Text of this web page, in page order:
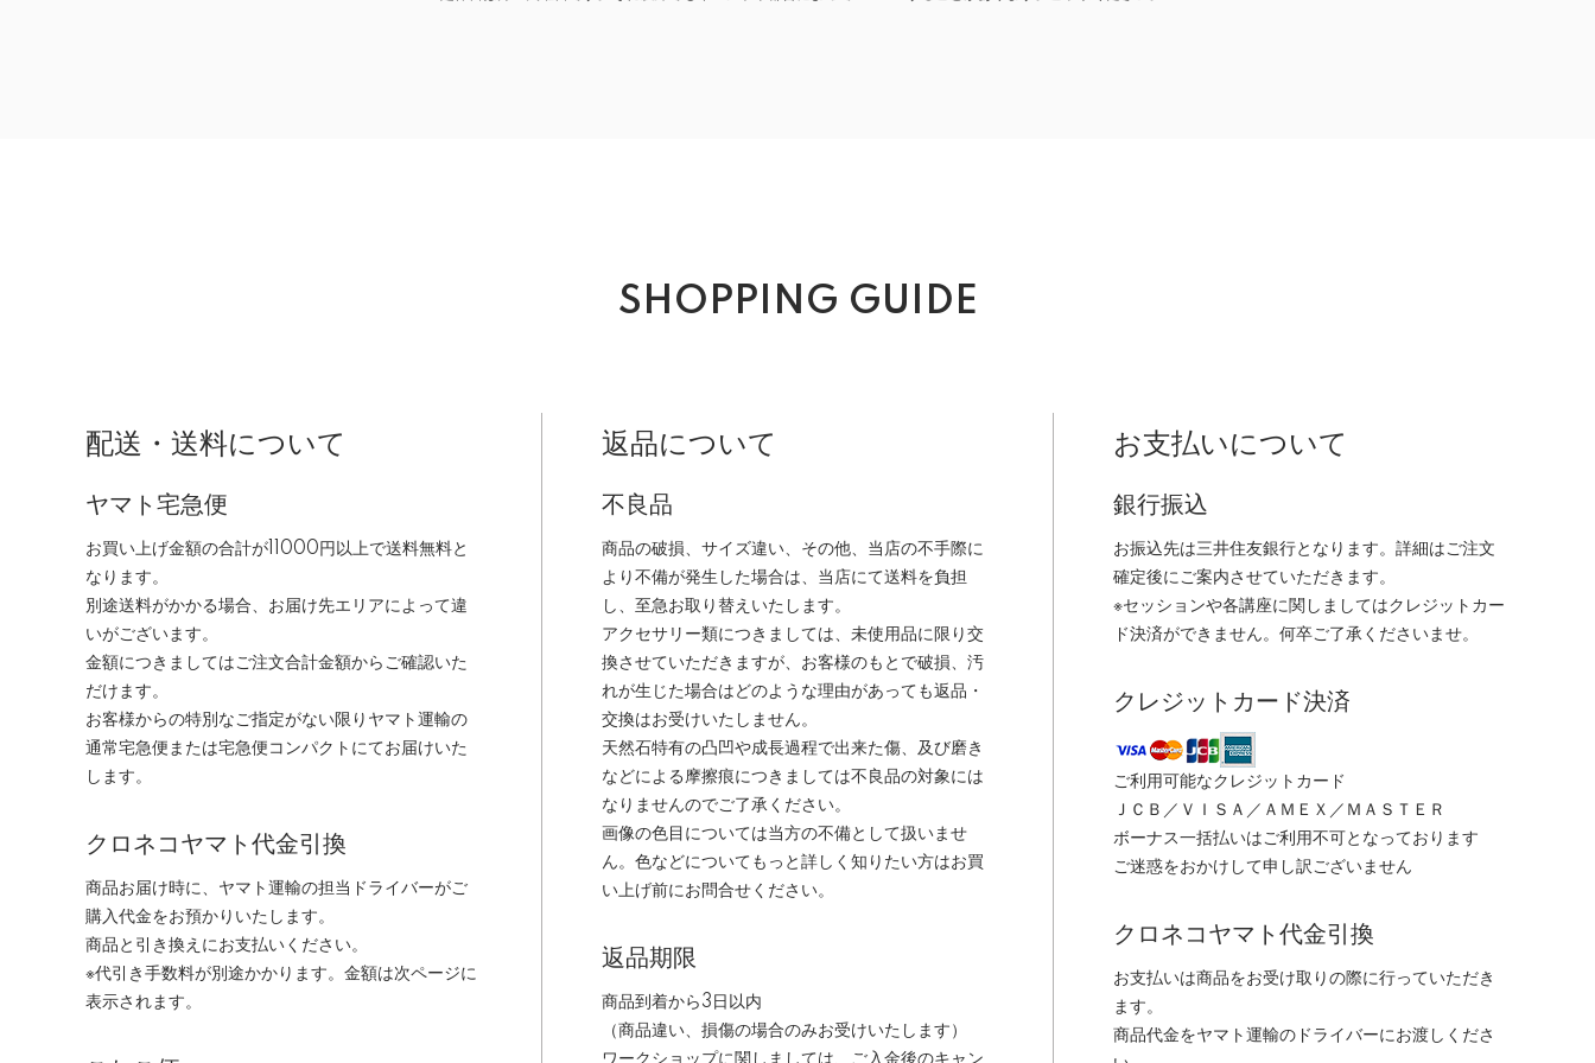
SHOPPING GUIDE
配送・送料について
ヤマト宅急便
お買い上げ金額の合計が11000円以上で送料無料と
なります。
別途送料がかかる場合、お届け先エリアによって違
いがございます。
金額につきましてはご注文合計金額からご確認いた
だけます。
お客様からの特別なご指定がない限りヤマト運輸の
通常宅急便または宅急便コンパクトにてお届けいた
します。
クロネコヤマト代金引換
商品お届け時に、ヤマト運輸の担当ドライバーがご
購入代金をお預かりいたします。
商品と引き換えにお支払いください。
※代引き手数料が別途かかります。金額は次ページに
表示されます。
返品について
不良品
商品の破損、サイズ違い、その他、当店の不手際に
より不備が発生した場合は、当店にて送料を負担
し、至急お取り替えいたします。
アクセサリー類につきましては、未使用品に限り交
換させていただきますが、お客様のもとで破損、汚
れが生じた場合はどのような理由があっても返品・
交換はお受けいたしません。
天然石特有の凸凹や成長過程で出来た傷、及び磨き
などによる摩擦痕につきましては不良品の対象には
なりませんのでご了承ください。
画像の色目については当方の不備として扱いませ
ん。色などについてもっと詳しく知りたい方はお買
い上げ前にお問合せください。
返品期限
商品到着から3日以内
（商品違い、損傷の場合のみお受けいたします）
お支払いについて
銀行振込
お振込先は三井住友銀行となります。詳細はご注文
確定後にご案内させていただきます。
※セッションや各講座に関しましてはクレジットカー
ド決済ができません。何卒ご了承くださいませ。
クレジットカード決済
ご利用可能なクレジットカード
ＪＣＢ／ＶＩＳＡ／ＡＭＥＸ／ＭＡＳＴＥＲ
ボーナス一括払いはご利用不可となっております
ご迷惑をおかけして申し訳ございません
クロネコヤマト代金引換
お支払いは商品をお受け取りの際に行っていただき
ます。
商品代金をヤマト運輸のドライバーにお渡しくださ